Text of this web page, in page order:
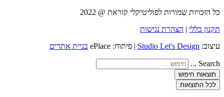
כל הזכויות שמורות לפוליטיקלי קוראת @ 2022
תקנון כללי | הצהרת נגישות
עיצוב: Studio Let's Design | פיתוח: ePlace בניית אתרים
Search ...
תוצאות חיפוש
לכל התוצאות